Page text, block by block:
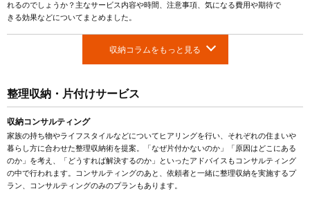
れるのでしょうか？主なサービス内容や時間、注意事項、気になる費用や期待で
きる効果などについてまとめました。
収納コラムをもっと見る
整理収納・片付けサービス
収納コンサルティング
家族の持ち物やライフスタイルなどについてヒアリングを行い、それぞれの住まいや
暮らし方に合わせた整理収納術を提案。「なぜ片付かないのか」「原因はどこにある
のか」を考え、「どうすれば解決するのか」といったアドバイスもコンサルティング
の中で行われます。コンサルティングのあと、依頼者と一緒に整理収納を実施するプ
ラン、コンサルティングのみのプランもあります。